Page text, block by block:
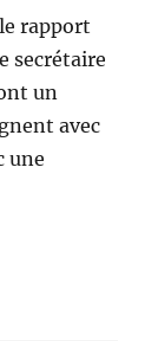
rapport
secrétaire
un
avec
une